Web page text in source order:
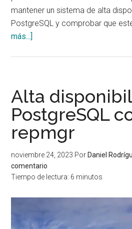
mantener un sistema de alta
PostgreSQL y comprobar que
más...]
sistema
de
alta
disponibilidad
con
PostgreSQL
y
repmgr
Alta
PostgreSQL
repmgr
noviembre 24, 2023 Por Daniel
comentario
Tiempo de lectura: 6 minutos